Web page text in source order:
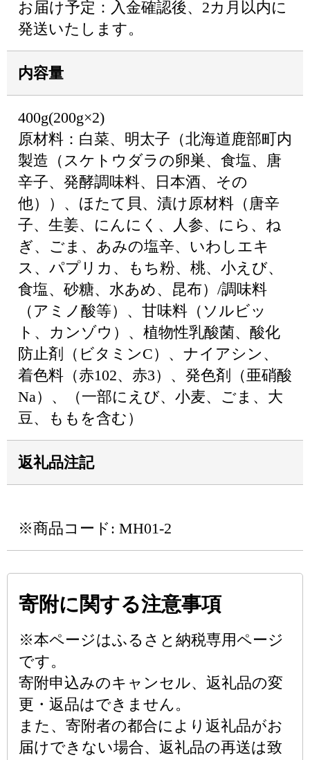
お届け予定：入金確認後、2カ月以内に
発送いたします。
内容量
400g(200g×2)
原材料：白菜、明太子（北海道鹿部町内
製造（スケトウダラの卵巣、食塩、唐
辛子、発酵調味料、日本酒、その
他））、ほたて貝、漬け原材料（唐辛
子、生姜、にんにく、人参、にら、ね
ぎ、ごま、あみの塩辛、いわしエキ
ス、パプリカ、もち粉、桃、小えび、
食塩、砂糖、水あめ、昆布）/調味料
（アミノ酸等）、甘味料（ソルビッ
ト、カンゾウ）、植物性乳酸菌、酸化
防止剤（ビタミンC）、ナイアシン、
着色料（赤102、赤3）、発色剤（亜硝酸
Na）、（一部にえび、小麦、ごま、大
豆、ももを含む）
返礼品注記
※商品コード: MH01-2
寄附に関する注意事項
※本ページはふるさと納税専用ページ
です。
寄附申込みのキャンセル、返礼品の変
更・返品はできません。
また、寄附者の都合により返礼品がお
届けできない場合、返礼品の再送は致